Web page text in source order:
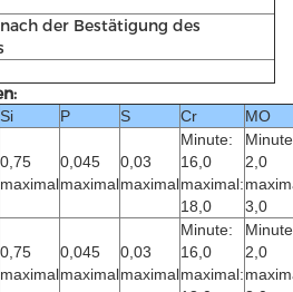
der Bestätigung des
Si P S Cr MO
0,75
maximal
0,045
maximal
0,03
maximal
Minute:
16,0
maximal:
18,0
2,0
3,0
0,75
maximal
0,045
maximal
0,03
maximal
Minute:
16,0
maximal:
2,0